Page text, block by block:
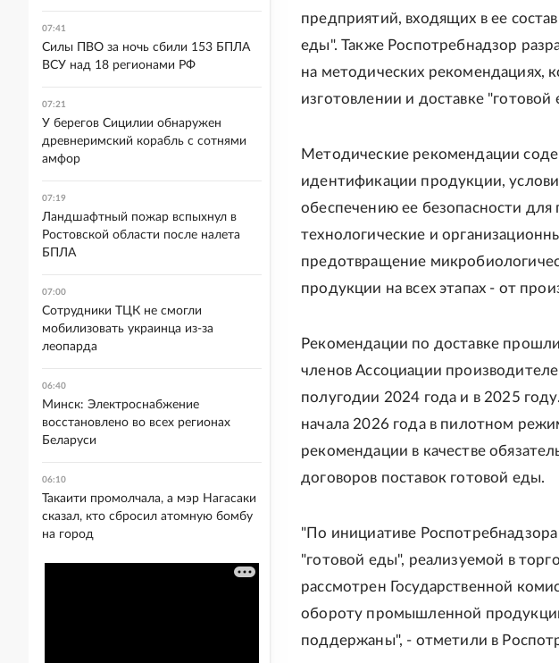
предприятий, входящих в ее
еды". Также Роспотребнадзор
на методических рекомендациях,
изготовлении и доставке
Методические рекомендации
идентификации продукции,
обеспечению ее безопасности
технологические и
предотвращение
продукции на всех этапах - от
Рекомендации по доставке
членов Ассоциации
полугодии 2024 года и в 2025
начала 2026 года в пилотном
рекомендации в качестве
договоров поставок готовой еды.
"По инициативе
"готовой еды", реализуемой в
рассмотрен Государственной
обороту промышленной
поддержаны", - отметили в
07:41
Силы ПВО за ночь сбили 153 БПЛА
ВСУ над 18 регионами РФ
07:21
У берегов Сицилии обнаружен
древнеримский корабль с сотнями
амфор
07:19
Ландшафтный пожар вспыхнул в
Ростовской области после налета
БПЛА
07:00
Сотрудники ТЦК не смогли
мобилизовать украинца из-за
леопарда
06:40
Минск: Электроснабжение
восстановлено во всех регионах
Беларуси
06:10
Такаити промолчала, а мэр Нагасаки
сказал, кто сбросил атомную бомбу
на город